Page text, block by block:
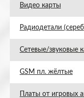
Видео карты
Радиодетали
Сетевые/звуковые
GSM пл. жёлтые
Платы от игровых